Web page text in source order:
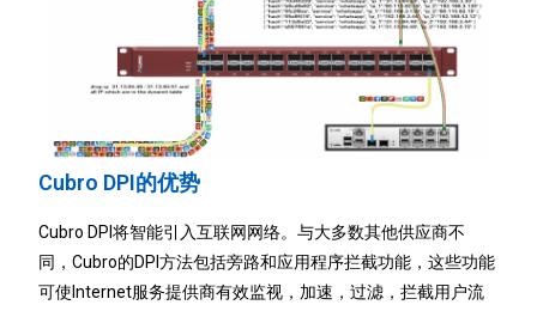
Cubro DPI的优势
Cubro DPI将智能引入互联网网络。与大多数其他供应商不
同，Cubro的DPI方法包括旁路和应用程序拦截功能，这些功能
可使Internet服务提供商有效监视，加速，过滤，拦截用户流